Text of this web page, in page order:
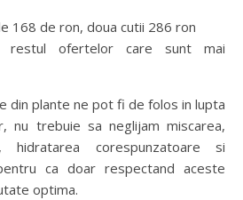
168 de ron, doua cutii 286 ron
ofertelor care sunt mai
din plante ne pot fi de folos in lupta
nu trebuie sa neglijam miscarea,
hidratarea corespunzatoare si
ca doar respectand aceste
optima.